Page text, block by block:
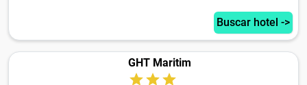
Buscar hotel ->
GHT Maritim